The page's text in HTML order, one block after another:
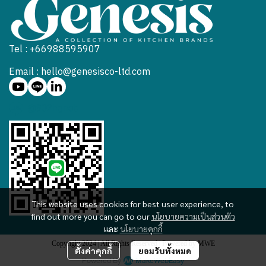
This website uses cookies for best user experience, to
find out more you can go to our นโยบายความเป็นส่วนตัว
และ นโยบายคุกกี้
ตั้งค่าคุกกี้ ยอมรับทั้งหมด
Tel : +66988595907
Email : hello@genesisco-ltd.com
Copyright 2024 | All Rights Reserved | Powered by MWE
Powered By MakeWebEasy